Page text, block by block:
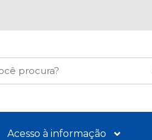
Acesso à informação